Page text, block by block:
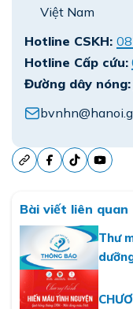
Việt Nam
Hotline CSKH:
Hotline Cấp cứu:
Đường dây nóng:
Bài viết liên quan
Thư